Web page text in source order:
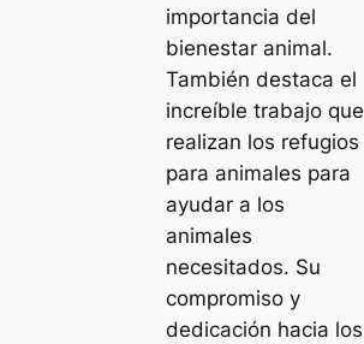
importancia del
bienestar animal.
También destaca el
increíble trabajo que
realizan los refugios
para animales para
ayudar a los
animales
necesitados. Su
compromiso y
dedicación hacia los